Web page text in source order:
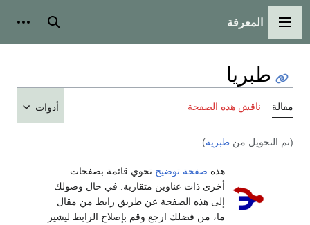
القائمة الرئيسية
المعرفة بحث
طبريا
مقالة ناقش هذه الصفحة أدوات
(تم التحويل من طبرية)
هذه صفحة توضيح تحوي قائمة بصفحات
أخرى ذات عناوين متقاربة. في حال وصولك
إلى هذه الصفحة عن طريق رابط من مقال
ما، من فضلك ارجع وقم بإصلاح الرابط ليشير